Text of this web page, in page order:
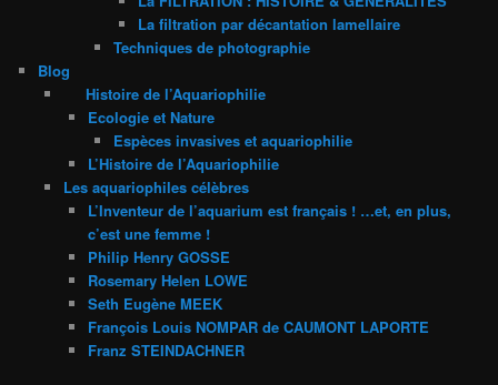
La filtration par décantation lamellaire
Techniques de photographie
Blog
Histoire de l’Aquariophilie
Ecologie et Nature
Espèces invasives et aquariophilie
L’Histoire de l’Aquariophilie
Les aquariophiles célèbres
L’Inventeur de l’aquarium est français ! …et, en plus,
c’est une femme !
Philip Henry GOSSE
Rosemary Helen LOWE
Seth Eugène MEEK
François Louis NOMPAR de CAUMONT LAPORTE
Franz STEINDACHNER